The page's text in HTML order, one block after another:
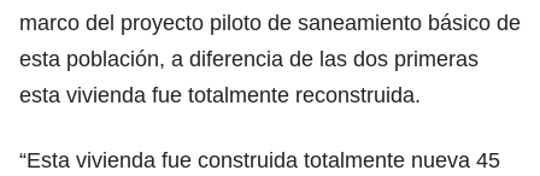
marco del proyecto piloto de saneamiento básico de
esta población, a diferencia de las dos primeras
esta vivienda fue totalmente reconstruida.
“Esta vivienda fue construida totalmente nueva 45